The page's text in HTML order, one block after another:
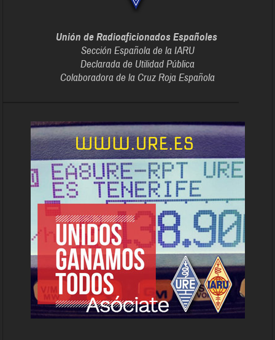
Unión de Radioaficionados Españoles
Sección Española de la IARU
Declarada de Utilidad Pública
Colaboradora de la Cruz Roja Española